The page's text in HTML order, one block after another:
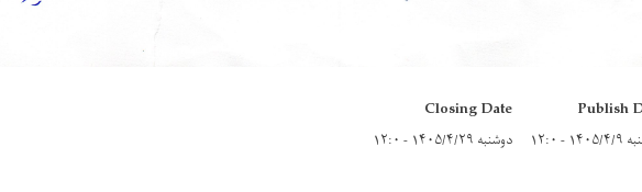
Publish
- ۱۲:۰
Closing Date
دوشنبه ۱۴۰۵/۴/۲۹ - ۱۲:۰